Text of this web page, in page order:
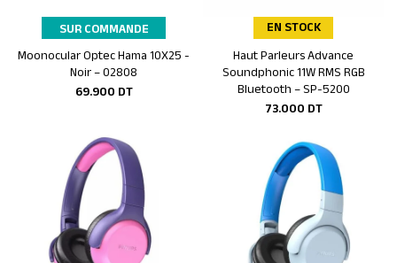
SUR COMMANDE
Ajouter au panier
Moonocular Optec Hama 10X25 -
Noir – 02808
69.900 DT
EN STOCK
Ajouter au panier
Haut Parleurs Advance
Soundphonic 11W RMS RGB
Bluetooth – SP-5200
73.000 DT